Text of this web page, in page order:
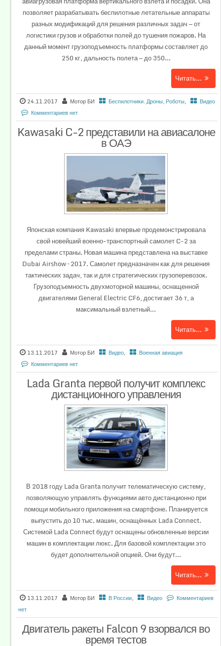
позволяет разрабатывать беспилотные летательные аппараты
разных модификаций для решения различных задач — от
логистики грузов и обработки полей до тушения пожаров. На
данный момент грузоподъемность платформы составляет до
250 кг, дальность полета — до 350...
Читать...
24.11.2017 Мотор БИ Беспилотники. Дроны, Роботы,
Видео
Комментариев нет
Kawasaki C-2 представили на авиасалоне
в ОАЭ
Японская компания Kawasaki впервые продемонстрировала
свой новейший военно-транспортный самолет C-2 за
пределами страны. Новая машина представлена на выставке
Dubai Airshow – 2017. Самолет предназначен как для решения
тактических задач, так и для стратегических грузоперевозок.
Грузоподъемность двухмоторной машины, оснащенной
двигателями General Electric CF6, достигает 36 т, а
максимальный взлетный...
Читать...
13.11.2017 Мотор БИ Видео,
Военная авиация
Комментариев нет
Lada Granta первой получит комплекс
дистанционного управления
В 2018 году Lada Granta получит телематическую систему,
позволяющую управлять функциями авто дистанционно при
помощи мобильного приложения на смартфоне. Планируется
выпустить до 10 тыс. машин, оснащённых Lada Connect.
Системой Lada Connect будут оснащены обновленные версии
машин в комплектации люкс. Для базовой комплектации это
будет дополнительной опцией. Они будут...
Читать...
13.11.2017 Мотор БИ В России, Видео
Комментариев
нет
Двигатель ракеты Falcon 9 взорвался во
время тестов